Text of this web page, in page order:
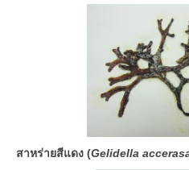
สาหร่ายสีแดง (Gelidella